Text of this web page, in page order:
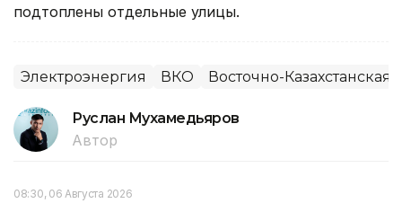
подтоплены отдельные улицы.
Электроэнергия ВКО Восточно-Казахстанская
Руслан Мухамедьяров
Автор
08:30, 06 Августа 2026